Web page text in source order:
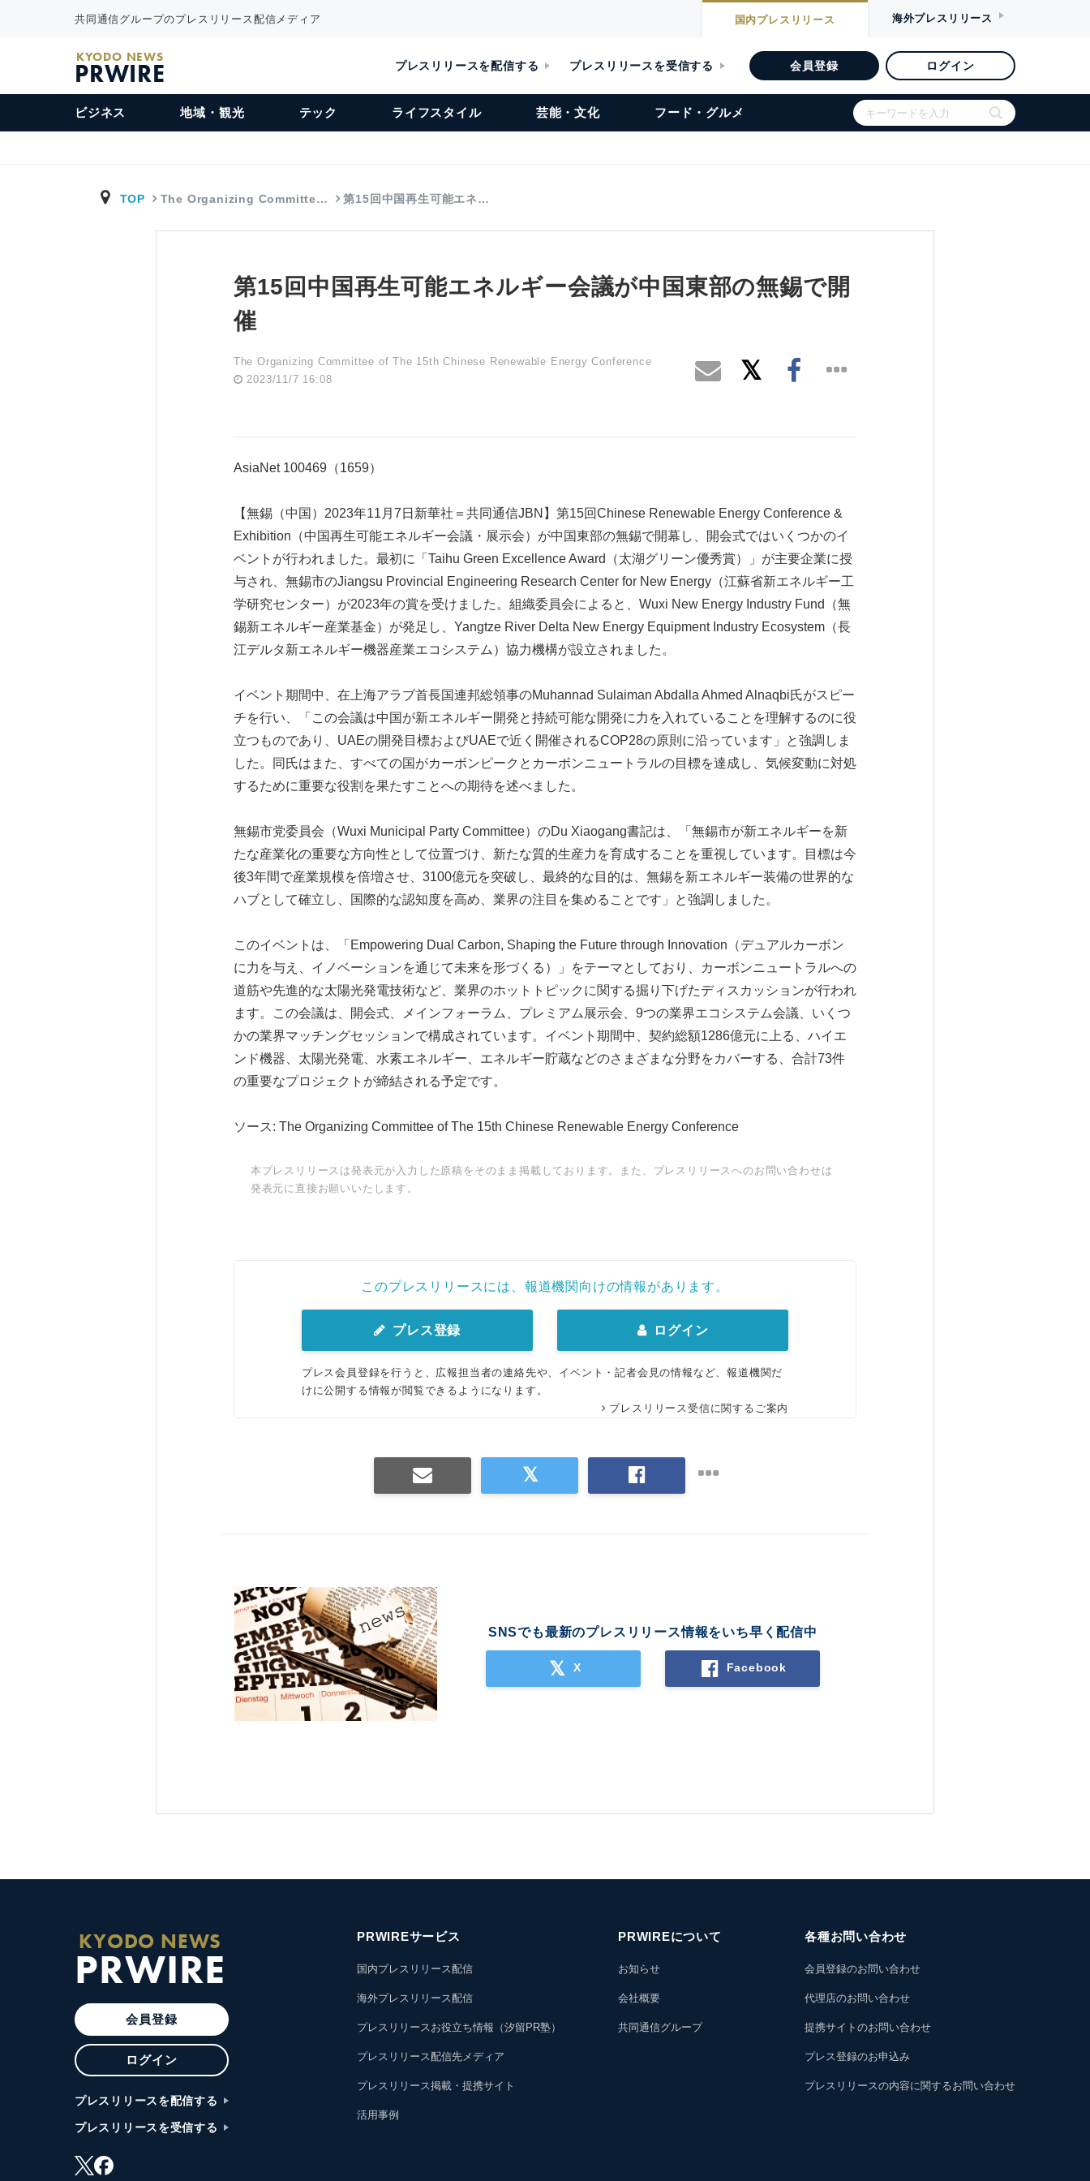
共同通信グループのプレスリリース配信メディア 国内プレスリリース 海外プレスリリース
KYODO NEWS
PRWIRE プレスリリースを配信する プレスリリースを受信する 会員登録 ログイン
ビジネス 地域・観光 テック ライフスタイル 芸能・文化 フード・グルメ
TOP The Organizing Committe… 第15回中国再生可能エネ…
第15回中国再生可能エネルギー会議が中国東部の無錫で開
催
The Organizing Committee of The 15th Chinese Renewable Energy Conference
2023/11/7 16:08
AsiaNet 100469（1659）
【無錫（中国）2023年11月7日新華社＝共同通信JBN】第15回Chinese Renewable Energy Conference &
Exhibition（中国再生可能エネルギー会議・展示会）が中国東部の無錫で開幕し、開会式ではいくつかのイ
ベントが行われました。最初に「Taihu Green Excellence Award（太湖グリーン優秀賞）」が主要企業に授
与され、無錫市のJiangsu Provincial Engineering Research Center for New Energy（江蘇省新エネルギー工
学研究センター）が2023年の賞を受けました。組織委員会によると、Wuxi New Energy Industry Fund（無
錫新エネルギー産業基金）が発足し、Yangtze River Delta New Energy Equipment Industry Ecosystem（長
江デルタ新エネルギー機器産業エコシステム）協力機構が設立されました。
イベント期間中、在上海アラブ首長国連邦総領事のMuhannad Sulaiman Abdalla Ahmed Alnaqbi氏がスピー
チを行い、「この会議は中国が新エネルギー開発と持続可能な開発に力を入れていることを理解するのに役
立つものであり、UAEの開発目標およびUAEで近く開催されるCOP28の原則に沿っています」と強調しま
した。同氏はまた、すべての国がカーボンピークとカーボンニュートラルの目標を達成し、気候変動に対処
するために重要な役割を果たすことへの期待を述べました。
無錫市党委員会（Wuxi Municipal Party Committee）のDu Xiaogang書記は、「無錫市が新エネルギーを新
たな産業化の重要な方向性として位置づけ、新たな質的生産力を育成することを重視しています。目標は今
後3年間で産業規模を倍増させ、3100億元を突破し、最終的な目的は、無錫を新エネルギー装備の世界的な
ハブとして確立し、国際的な認知度を高め、業界の注目を集めることです」と強調しました。
このイベントは、「Empowering Dual Carbon, Shaping the Future through Innovation（デュアルカーボン
に力を与え、イノベーションを通じて未来を形づくる）」をテーマとしており、カーボンニュートラルへの
道筋や先進的な太陽光発電技術など、業界のホットトピックに関する掘り下げたディスカッションが行われ
ます。この会議は、開会式、メインフォーラム、プレミアム展示会、9つの業界エコシステム会議、いくつ
かの業界マッチングセッションで構成されています。イベント期間中、契約総額1286億元に上る、ハイエ
ンド機器、太陽光発電、水素エネルギー、エネルギー貯蔵などのさまざまな分野をカバーする、合計73件
の重要なプロジェクトが締結される予定です。
ソース: The Organizing Committee of The 15th Chinese Renewable Energy Conference
本プレスリリースは発表元が入力した原稿をそのまま掲載しております。また、プレスリリースへのお問い合わせは
発表元に直接お願いいたします。
このプレスリリースには、報道機関向けの情報があります。
プレス登録 ログイン
プレス会員登録を行うと、広報担当者の連絡先や、イベント・記者会見の情報など、報道機関だ
けに公開する情報が閲覧できるようになります。
プレスリリース受信に関するご案内
SNSでも最新のプレスリリース情報をいち早く配信中
X Facebook
KYODO NEWS
PRWIRE
会員登録
ログイン
プレスリリースを配信する
プレスリリースを受信する
PRWIREサービス
国内プレスリリース配信
海外プレスリリース配信
プレスリリースお役立ち情報（汐留PR塾）
プレスリリース配信先メディア
プレスリリース掲載・提携サイト
活用事例
PRWIREについて
お知らせ
会社概要
共同通信グループ
各種お問い合わせ
会員登録のお問い合わせ
代理店のお問い合わせ
提携サイトのお問い合わせ
プレス登録のお申込み
プレスリリースの内容に関するお問い合わせ
Japanese